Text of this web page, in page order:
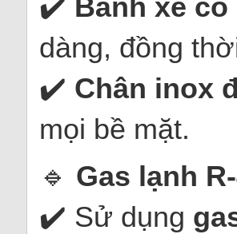
✔️ Bánh xe có
dàng, đồng
✔️ Chân inox
mọi bề mặt.
🔹 Gas lạnh
✔️ Sử dụng